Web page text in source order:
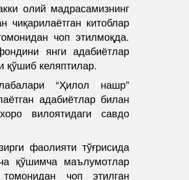
олий мадрасамизнинг
чиқарилаётган китоблар
чоп этилмоқда.
янги адабиётлар
қўшиб келяптилар.
“Ҳилол нашр”
адабиётлар билан
вилоятидаги савдо
фаолияти тўғрисида
қўшимча маълумотлар
чоп этилган